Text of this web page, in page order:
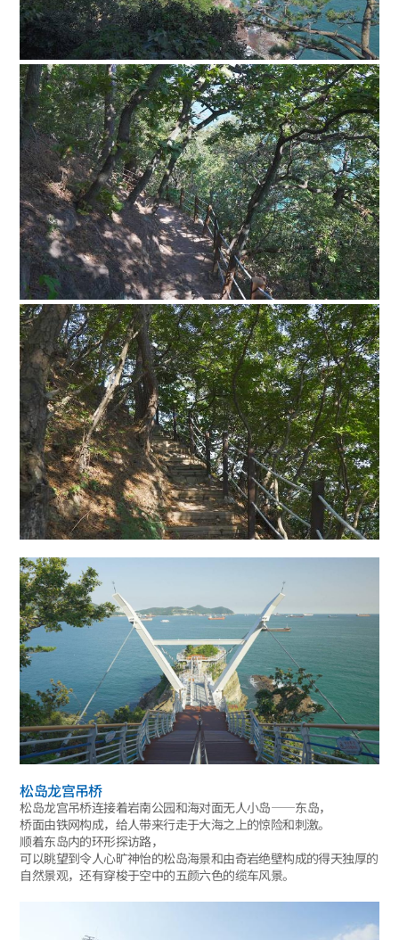
松岛龙宫吊桥
松岛龙宫吊桥连接着岩南公园和海对面无人小岛——东岛，
桥面由铁网构成，给人带来行走于大海之上的惊险和刺激。
顺着东岛内的环形探访路，
可以眺望到令人心旷神怡的松岛海景和由奇岩绝壁构成的得天独厚的
自然景观，还有穿梭于空中的五颜六色的缆车风景。